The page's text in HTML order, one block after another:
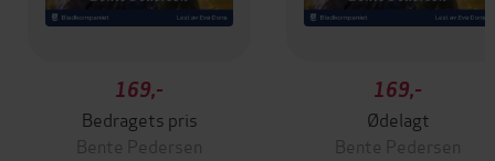
169,-
Bedragets pris
Bente Pedersen
169,-
Ødelagt
Bente Pedersen